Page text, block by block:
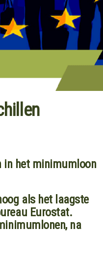
in het minimumloon
als het laagste
Eurostat.
na